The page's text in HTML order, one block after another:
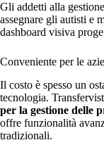
Gli addetti alla
assegnare gli autisti e
dashboard visiva
Conveniente per le
Il costo è spesso un
tecnologia.
per la gestione delle
offre funzionalità
tradizionali.